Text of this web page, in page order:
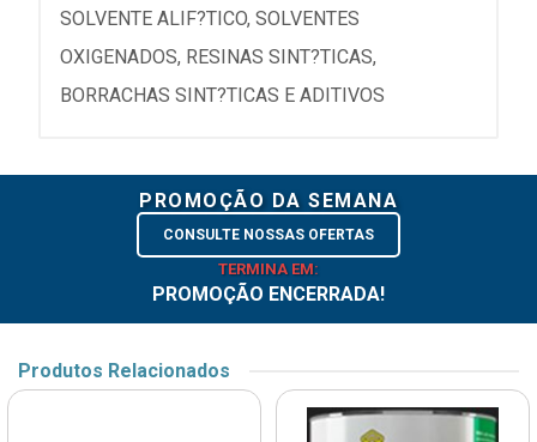
SOLVENTE ALIF?TICO, SOLVENTES
OXIGENADOS, RESINAS SINT?TICAS,
BORRACHAS SINT?TICAS E ADITIVOS
PROMOÇÃO DA SEMANA
CONSULTE NOSSAS OFERTAS
TERMINA EM:
PROMOÇÃO ENCERRADA!
Produtos Relacionados